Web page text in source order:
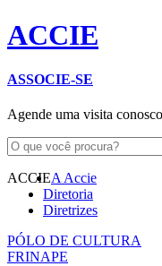
ACCIE
ASSOCIE-SE
Agende uma visita
ACCIEA Accie
Diretoria
Diretrizes
PÓLO DE CULTURA
FRINAPE